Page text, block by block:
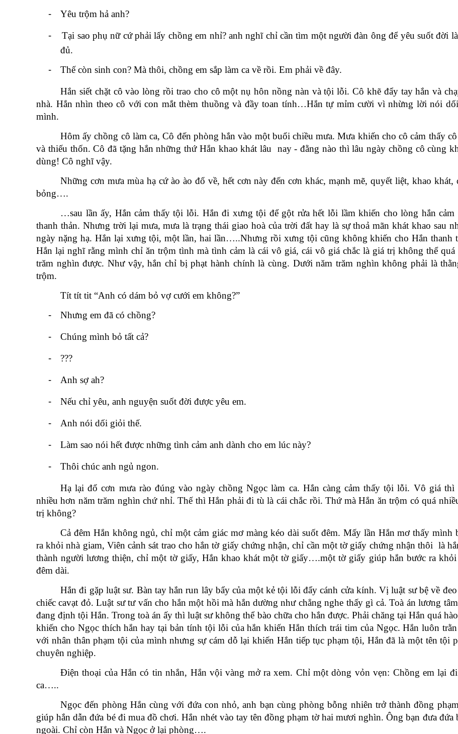
-
Yêu trộm hả anh?
-
Tại sao phụ nữ cứ phải lấy chồng em nhỉ? anh nghĩ chỉ cần tìm một người đàn ông để yêu suốt đời
đủ.
-
Thế còn sinh con? Mà thôi, chồng em sắp làm ca về rồi. Em phải về đây.
Hắn siết chặt cô vào lòng rồi trao cho cô một nụ hôn nồng nàn và tội lỗi. Cô khẽ đẩy tay hắn và
nhà. Hắn nhìn theo cô với con mắt thèm thuồng và đầy toan tính…Hắn tự mỉm cười vì nhừng lời nói
mình.
Hôm ấy chồng cô làm ca, Cô đến phòng hắn vào một buổi chiều mưa. Mưa khiến cho cô cảm thấy
và thiếu thốn. Cô đã tặng hắn những thứ Hắn khao khát lâu nay - đằng nào thì lâu ngày chồng cô cùng
dùng! Cô nghĩ vậy.
Những cơn mưa mùa hạ cứ ào ào đổ về, hết cơn này đến cơn khác, mạnh mẽ, quyết liệt, khao khát,
bỏng….
…sau lần ấy, Hắn cảm thấy tội lỗi. Hắn đi xưng tội để gột rửa hết lỗi lầm khiến cho lòng hắn cảm
thanh thản. Nhưng trời lại mưa, mưa là trạng thái giao hoà của trời đất hay là sự thoả mãn khát khao sau
ngày nặng hạ. Hắn lại xưng tội, một lần, hai lần…..Nhưng rồi xưng tội cũng không khiến cho Hắn thanh
Hắn lại nghĩ rằng mình chỉ ăn trộm tình mà tình cảm là cái vô giá, cái vô giá chắc là giá trị không thể quá
trăm nghìn được. Như vậy, hắn chỉ bị phạt hành chính là cùng. Dưới năm trăm nghìn không phải là
trộm.
Tít tít tit “Anh có dám bỏ vợ cưới em không?”
-
Nhưng em đã có chồng?
- Chúng mình bỏ tất cả?
- ???
- Anh sợ ah?
- Nếu chỉ yêu, anh nguyện suốt đời được yêu em.
- Anh nói dối giỏi thế.
- Làm sao nói hết được những tình cảm anh dành cho em lúc này?
- Thôi chúc anh ngủ ngon.
Hạ lại đổ cơn mưa rào đúng vào ngày chồng Ngọc làm ca. Hắn càng cảm thấy tội lỗi. Vô giá thì
nhiều hơn năm trăm nghìn chứ nhỉ. Thế thì Hắn phải đi tù là cái chắc rồi. Thứ mà Hắn ăn trộm có quá
trị không?
Cả đêm Hắn không ngủ, chỉ một cảm giác mơ màng kéo dài suốt đêm. Mấy lần Hắn mơ thấy mình
ra khỏi nhà giam, Viên cảnh sát trao cho hắn tờ giấy chứng nhận, chỉ cần một tờ giấy chứng nhận thôi là
thành người lương thiện, chỉ một tờ giấy, Hắn khao khát một tờ giấy….một tờ giấy giúp hắn bước ra
đêm dài.
Hắn đi gặp luật sư. Bàn tay hắn run lây bẩy của một kẻ tội lỗi đẩy cánh cửa kính. Vị luật sư bệ về
chiếc cavạt đỏ. Luật sư tư vấn cho hắn một hồi mà hắn dường như chẳng nghe thấy gì cả. Toà án lương
đang định tội Hắn. Trong toà án ấy thì luật sư không thể bào chữa cho hắn được. Phải chăng tại Hắn quá
khiến cho Ngọc thích hắn hay tại bản tính tội lỗi của hắn khiến Hắn thích trái tim của Ngọc. Hắn luôn
với nhân thân phạm tội của mình nhưng sự cám dỗ lại khiến Hắn tiếp tục phạm tội, Hắn đã là một tên tội
chuyên nghiệp.
Điện thoại của Hắn có tin nhắn, Hắn vội vàng mở ra xem. Chỉ một dòng vỏn vẹn: Chồng em lại
ca…..
Ngọc đến phòng Hắn cùng với đứa con nhỏ, anh bạn cùng phòng bỗng nhiên trở thành đồng
giúp hắn dẫn đứa bé đi mua đồ chơi. Hắn nhét vào tay tên đồng phạm tờ hai mươi nghìn. Ông bạn đưa đứa
ngoài. Chỉ còn Hắn và Ngọc ở lại phòng….